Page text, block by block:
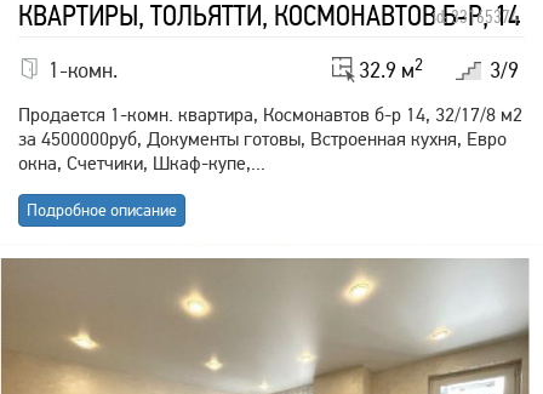
КВАРТИРЫ, ТОЛЬЯТТИ, КОСМОНАВТОВ Б-Р, 14
id: 33165374
1-комн. 3/9
32.9 м2
Продается 1-комн. квартира, Космонавтов б-р 14, 32/17/8 м2
за 4500000руб, Документы готовы, Встроенная кухня, Евро
окна, Счетчики, Шкаф-купе,...
Подробное описание